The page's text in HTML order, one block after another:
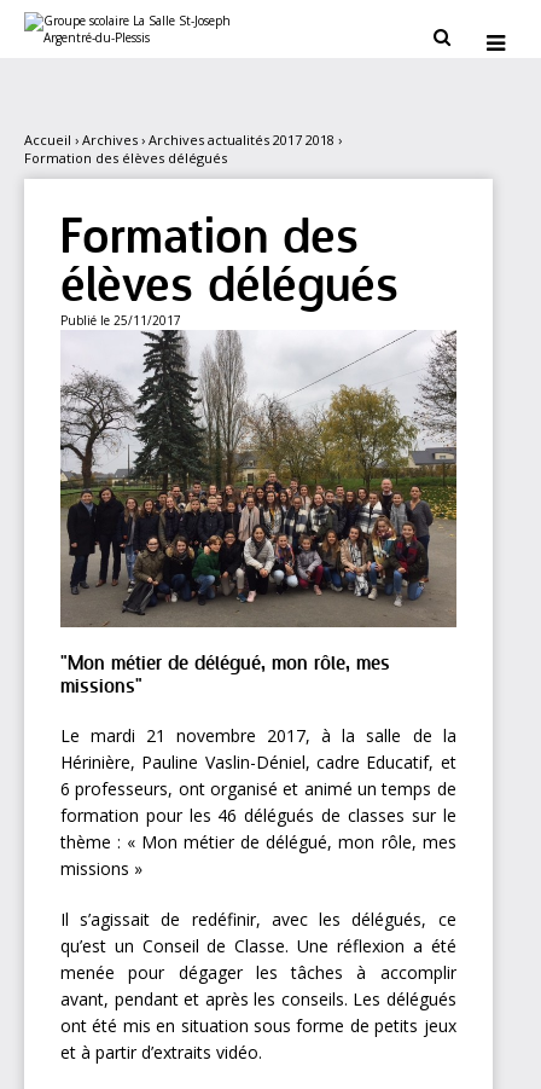
contenu.
personnels
 
Accueil › Archives › Archives actualités 2017 2018 ›
Formation des élèves délégués
Formation des
élèves délégués
Publié le 25/11/2017
"Mon métier de délégué, mon rôle, mes
missions"
Le mardi 21 novembre 2017, à la salle de la
Hérinière, Pauline Vaslin-Déniel, cadre Educatif, et
6 professeurs, ont organisé et animé un temps de
formation pour les 46 délégués de classes sur le
thème : « Mon métier de délégué, mon rôle, mes
missions »
Il s’agissait de redéfinir, avec les délégués, ce
qu’est un Conseil de Classe. Une réflexion a été
menée pour dégager les tâches à accomplir
avant, pendant et après les conseils. Les délégués
ont été mis en situation sous forme de petits jeux
et à partir d’extraits vidéo.